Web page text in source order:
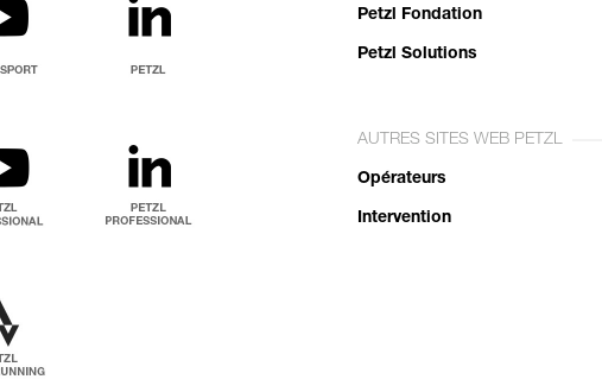
Petzl Fondation
Petzl Solutions
AUTRES SITES WEB PETZL
Opérateurs
Intervention